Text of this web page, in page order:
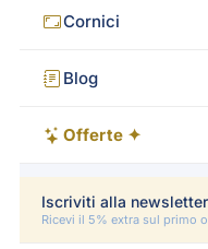
Cornici
Blog
Offerte ✦
Iscriviti alla newsletter
Ricevi il 5% extra sul primo